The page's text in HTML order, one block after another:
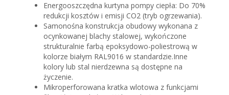
Energooszczędna kurtyna pompy ciepła: Do 70%
redukcji kosztów i emisji CO2 (tryb ogrzewania).
Samonośna konstrukcja obudowy wykonana z
ocynkowanej blachy stalowej, wykończone
strukturalnie farbą epoksydowo-poliestrową w
kolorze białym RAL9016 w standardzie.Inne
kolory lub stal nierdzewna są dostępne na
życzenie.
Mikroperforowana kratka wlotowa z funkcjami